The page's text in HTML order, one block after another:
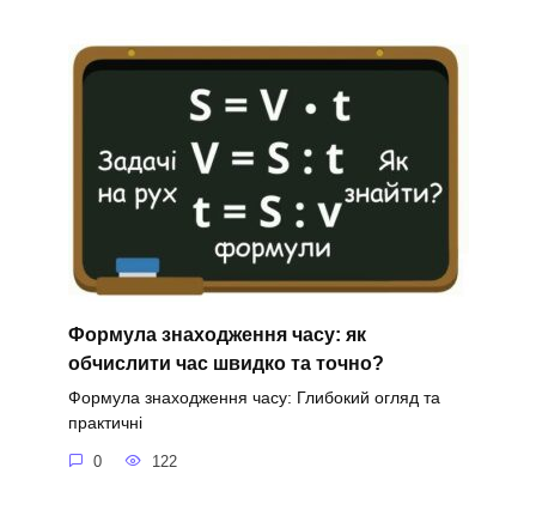
Формула знаходження часу: як
обчислити час швидко та точно?
Формула знаходження часу: Глибокий огляд та
практичні
0 122